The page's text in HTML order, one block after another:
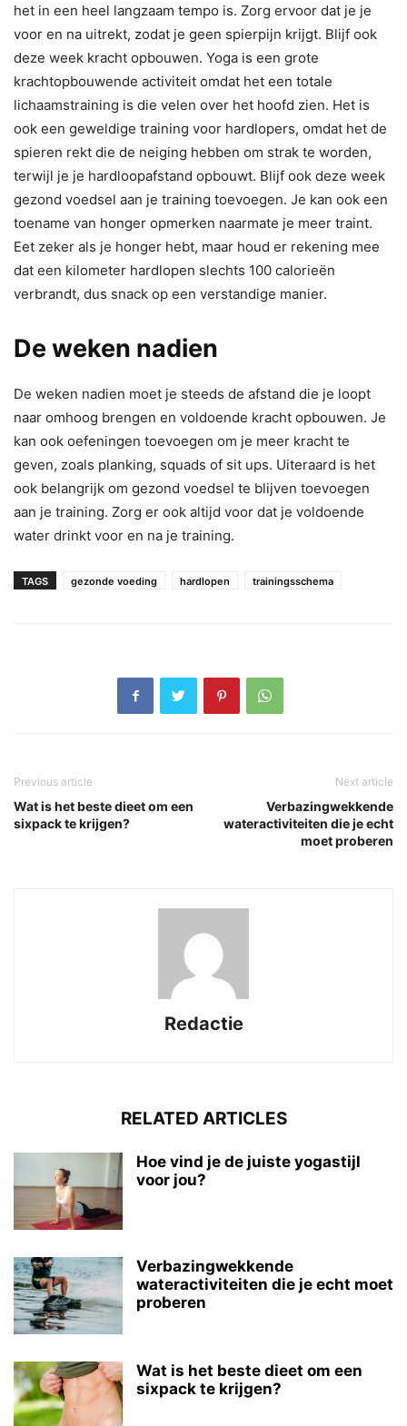
het in een heel langzaam tempo is. Zorg ervoor dat je je
voor en na uitrekt, zodat je geen spierpijn krijgt. Blijf ook
deze week kracht opbouwen. Yoga is een grote
krachtopbouwende activiteit omdat het een totale
lichaamstraining is die velen over het hoofd zien. Het is
ook een geweldige training voor hardlopers, omdat het de
spieren rekt die de neiging hebben om strak te worden,
terwijl je je hardloopafstand opbouwt. Blijf ook deze week
gezond voedsel aan je training toevoegen. Je kan ook een
toename van honger opmerken naarmate je meer traint.
Eet zeker als je honger hebt, maar houd er rekening mee
dat een kilometer hardlopen slechts 100 calorieën
verbrandt, dus snack op een verstandige manier.
De weken nadien
De weken nadien moet je steeds de afstand die je loopt
naar omhoog brengen en voldoende kracht opbouwen. Je
kan ook oefeningen toevoegen om je meer kracht te
geven, zoals planking, squads of sit ups. Uiteraard is het
ook belangrijk om gezond voedsel te blijven toevoegen
aan je training. Zorg er ook altijd voor dat je voldoende
water drinkt voor en na je training.
TAGS gezonde voeding hardlopen trainingsschema
Previous article
Wat is het beste dieet om een
sixpack te krijgen?
Next article
Verbazingwekkende
wateractiviteiten die je echt
moet proberen
Redactie
RELATED ARTICLES
Hoe vind je de juiste yogastijl
voor jou?
Verbazingwekkende
wateractiviteiten die je echt moet
proberen
Wat is het beste dieet om een
sixpack te krijgen?